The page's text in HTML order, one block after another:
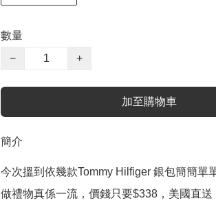
數量
−
+
加至購物車
簡介
今次搵到依幾款Tommy Hilfiger 銀包簡簡單
做禮物真係一流，價錢只要$338，美國直